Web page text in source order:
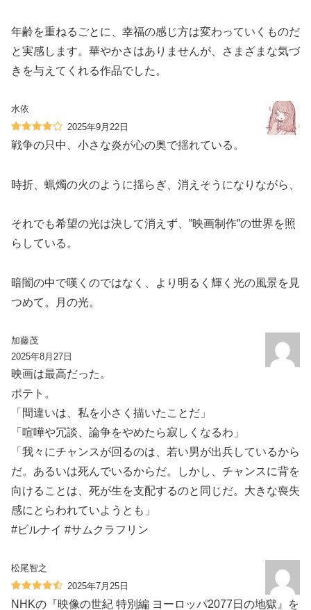
年齢を重ねるごとに、幸福の感じ方は変わっていくものだ
と実感します。華やかさはありませんが、さまざまな気づ
きを与えてくれる作品でした。
水依
2025年9月22日
戦争の只中、小さな炎が心の奥で揺れている。
時折、蝋燭の火のように揺らぎ、消えそうになりながら、
それでも希望の光は決して消えず、”映画制作”の世界を照
らしている。
暗闇の中で嘆くのではなく、より明るく輝く光の風景を見
つめて。月の光。
加藤茂
2025年8月27日
映画は最高だった。
ポテト。
「間違いは、私を小さく描いたことだ」
「喧嘩や冗談、論争をやめたら寂しくなるわ」
「我々にチャンスが回るのは、若い男が出兵しているから
だ。あるいは死んでいるからだ。しかし、チャンスに背を
向けることは、死が生を支配するのと同じだ。大きな喪失
感にとらわれていようとも」
#ビルナイ #サムクラフリン
松尾智之
2025年7月25日
NHKの『映像の世紀 特別編 ヨーロッパ2077日の地獄』を